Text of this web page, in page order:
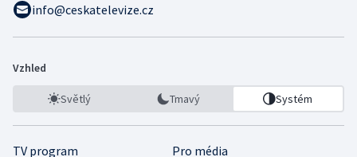
info@ceskatelevize.cz
Vzhled
Světlý Tmavý Systém
TV program Pro média